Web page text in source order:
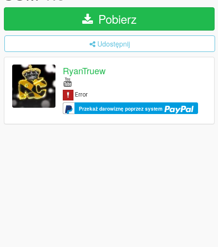
Pobierz
Udostępnij
RyanTruew
Przekaż darowiznę poprzez system